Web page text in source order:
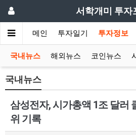
서학개미 투자
메인 투자일기 투자정보
국내뉴스 해외뉴스 코인뉴스
국내뉴스
삼성전자, 시가총액 1조 달러
위 기록